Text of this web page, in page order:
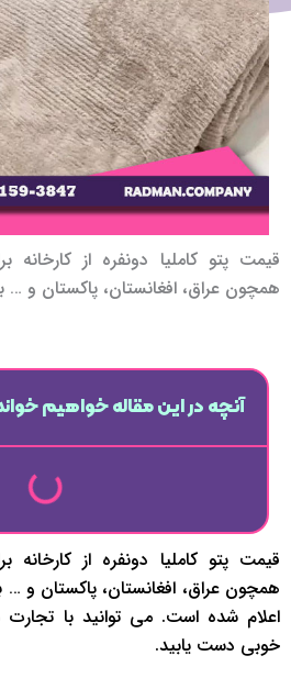
قیمت پتو کاملیا دونفره از
همچون عراق، افغانستان، پاکستان و
آنچه در این مقاله خواهیم
قیمت پتو کاملیا دونفره از
همچون عراق، افغانستان، پاکستان
اعلام شده است. می توانید با
خوبی دست یابید.